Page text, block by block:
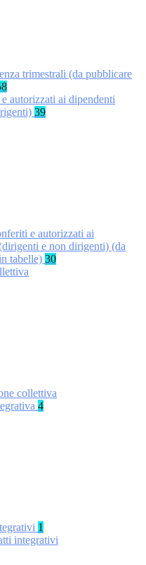
trimestrali (da pubblicare
autorizzati ai dipendenti
39
e autorizzati ai
e non dirigenti) (da
tabelle) 30
collettiva
4
1
integrativi